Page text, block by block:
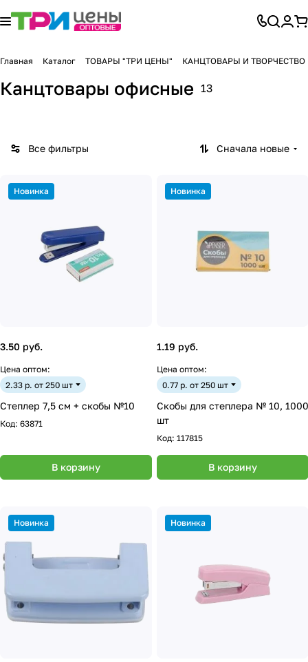
Главная Каталог ТОВАРЫ "ТРИ ЦЕНЫ" КАНЦТОВАРЫ И ТВОРЧЕСТВО
Канцтовары офисные 13
Все фильтры Сначала новые
Новинка
3.50 руб.
Цена оптом:
2.33 р. от 250 шт
Степлер 7,5 см + скобы №10
Код: 63871
В корзину
Новинка
1.19 руб.
Цена оптом:
0.77 р. от 250 шт
Скобы для степлера № 10, 1000
шт
Код: 117815
В корзину
Новинка Новинка